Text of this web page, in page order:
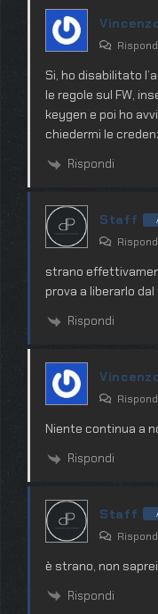
Si, ho disabilitato
le regole sul FW,
keygen e poi ho
chiedermi le
Rispondi
Staff
strano
prova a liberarlo dal
Rispondi
Niente continua a
Rispondi
Staff
è strano, non
Rispondi